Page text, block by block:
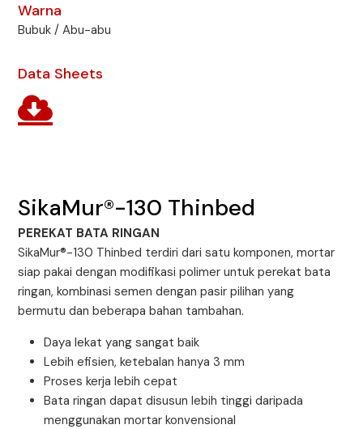
Warna
Bubuk / Abu-abu
Data Sheets
SikaMur®-130 Thinbed
PEREKAT BATA RINGAN
SikaMur®-130 Thinbed terdiri dari satu komponen, mortar
siap pakai dengan modifikasi polimer untuk perekat bata
ringan, kombinasi semen dengan pasir pilihan yang
bermutu dan beberapa bahan tambahan.
Daya lekat yang sangat baik
Lebih efisien, ketebalan hanya 3 mm
Proses kerja lebih cepat
Bata ringan dapat disusun lebih tinggi daripada
menggunakan mortar konvensional